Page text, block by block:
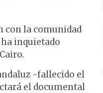
con la comunidad
inquietado
-fallecido el
el documental